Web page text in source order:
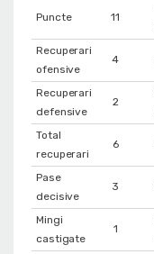
Puncte 11
Recuperari
ofensive
4
Recuperari
defensive
2
Total
recuperari
6
Pase
decisive
3
Mingi
castigate
1